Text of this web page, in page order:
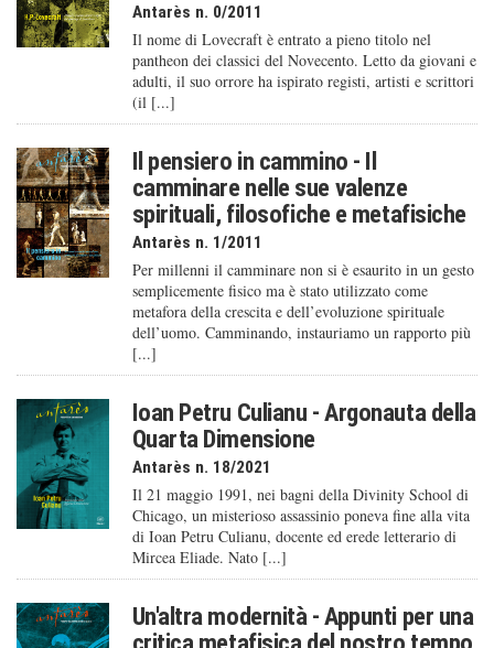
Antarès n. 0/2011
Il nome di Lovecraft è entrato a pieno titolo nel
pantheon dei classici del Novecento. Letto da giovani e
adulti, il suo orrore ha ispirato registi, artisti e scrittori
(il [...]
Il pensiero in cammino - Il
camminare nelle sue valenze
spirituali, filosofiche e metafisiche
Antarès n. 1/2011
Per millenni il camminare non si è esaurito in un gesto
semplicemente fisico ma è stato utilizzato come
metafora della crescita e dell’evoluzione spirituale
dell’uomo. Camminando, instauriamo un rapporto più
[...]
Ioan Petru Culianu - Argonauta della
Quarta Dimensione
Antarès n. 18/2021
Il 21 maggio 1991, nei bagni della Divinity School di
Chicago, un misterioso assassinio poneva fine alla vita
di Ioan Petru Culianu, docente ed erede letterario di
Mircea Eliade. Nato [...]
Un'altra modernità - Appunti per una